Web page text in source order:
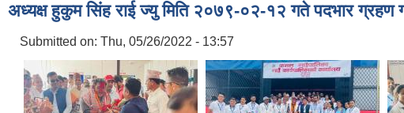
अध्यक्ष हुकुम सिंह राई ज्यु मिति २०७९-०२-१२ गते पदभार ग्रहण
Submitted on: Thu, 05/26/2022 - 13:57